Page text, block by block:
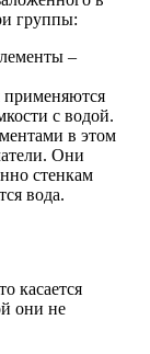
группы:
–
с водой.
в этом
Они
стенкам
вода.
касается
они не